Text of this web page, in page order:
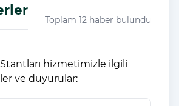
Toplam 12 haber bulundu
hizmetimizle ilgili
ve duyurular: